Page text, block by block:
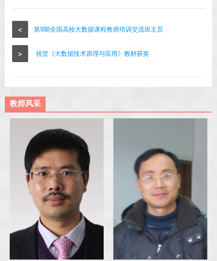
< 第9期全国高校大数据课程教师培训交流班主页
> 祝贺《大数据技术原理与应用》教材获奖
教师风采